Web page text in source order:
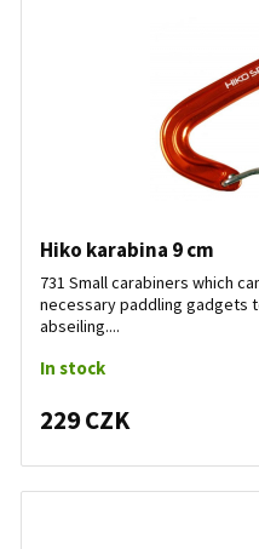
Hiko karabina 9 cm
731 Small carabiners which
necessary paddling gadgets
abseiling....
In stock
229 CZK